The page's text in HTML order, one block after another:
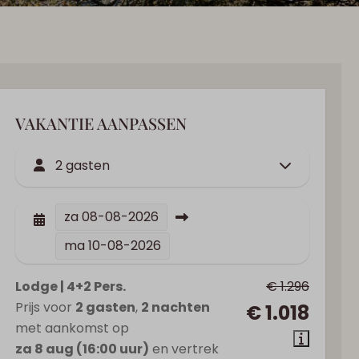
VAKANTIE AANPASSEN
2 gasten
za 08-08-2026
ma 10-08-2026
€ 1.296
€ 1.018
Lodge | 4+2 Pers.
Prijs voor 2 gasten, 2 nachten
met aankomst op
za 8 aug (16:00 uur) en vertrek